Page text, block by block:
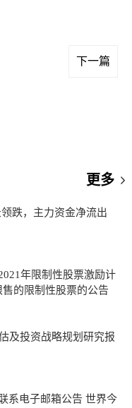
下一篇
更多
跌，主力资金净流出
年限制性股票激励计
的限制性股票的公告
及投资战略规划研究报
系电子邮箱公告 世界今